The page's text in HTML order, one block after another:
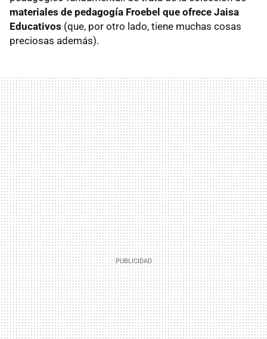
materiales de pedagogía Froebel que ofrece Jaisa
Educativos (que, por otro lado, tiene muchas cosas
preciosas además).